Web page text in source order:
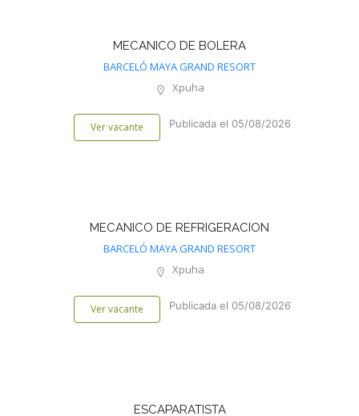
MECANICO DE BOLERA
BARCELÓ MAYA GRAND RESORT
Xpuha
Ver vacante Publicada el 05/08/2026
MECANICO DE REFRIGERACION
BARCELÓ MAYA GRAND RESORT
Xpuha
Ver vacante Publicada el 05/08/2026
ESCAPARATISTA